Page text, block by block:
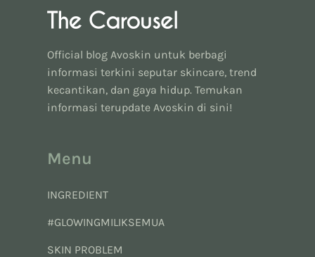
Official blog Avoskin untuk berbagi
informasi terkini seputar skincare, trend
kecantikan, dan gaya hidup. Temukan
informasi terupdate Avoskin di sini!
Menu
INGREDIENT
#GLOWINGMILIKSEMUA
SKIN PROBLEM